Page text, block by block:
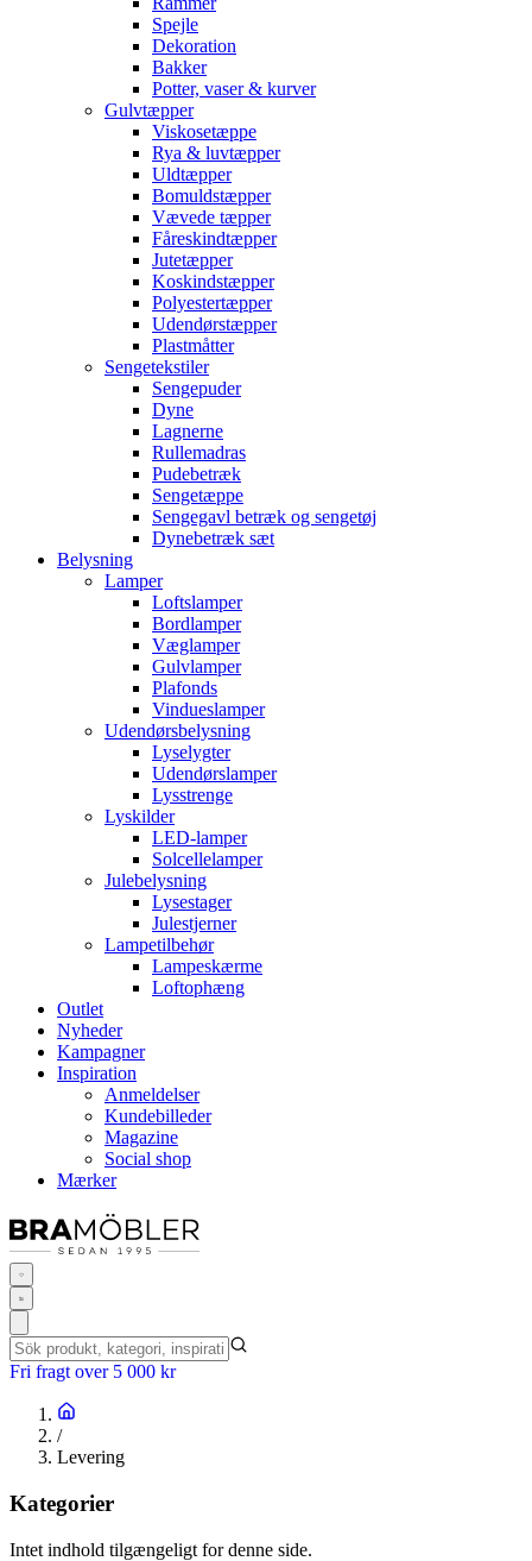
Spejle
Dekoration
Bakker
Potter, vaser & kurver
Gulvtæpper
Viskosetæppe
Rya & luvtæpper
Uldtæpper
Bomuldstæpper
Vævede tæpper
Fåreskindtæpper
Jutetæpper
Koskindstæpper
Polyestertæpper
Udendørstæpper
Plastmåtter
Sengetekstiler
Sengepuder
Dyne
Lagnerne
Rullemadras
Pudebetræk
Sengetæppe
Sengegavl betræk og sengetøj
Dynebetræk sæt
Belysning
Lamper
Loftslamper
Bordlamper
Væglamper
Gulvlamper
Plafonds
Vindueslamper
Udendørsbelysning
Lyselygter
Udendørslamper
Lysstrenge
Lyskilder
LED-lamper
Solcellelamper
Julebelysning
Lysestager
Julestjerner
Lampetilbehør
Lampeskærme
Loftophæng
Outlet
Nyheder
Kampagner
Inspiration
Anmeldelser
Kundebilleder
Magazine
Social shop
Mærker
Fri fragt over 5 000 kr
/
Levering
Kategorier
Intet indhold tilgængeligt for denne side.